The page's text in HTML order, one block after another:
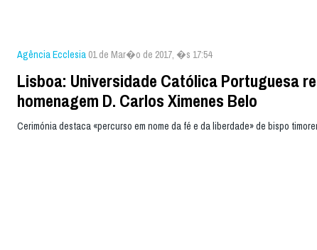
Agência Ecclesia 01 de Mar�o de 2017, �s 17:54
Lisboa: Universidade Católica Portuguesa
homenagem D. Carlos Ximenes Belo
Cerimónia destaca «percurso em nome da fé e da liberdade» de bispo